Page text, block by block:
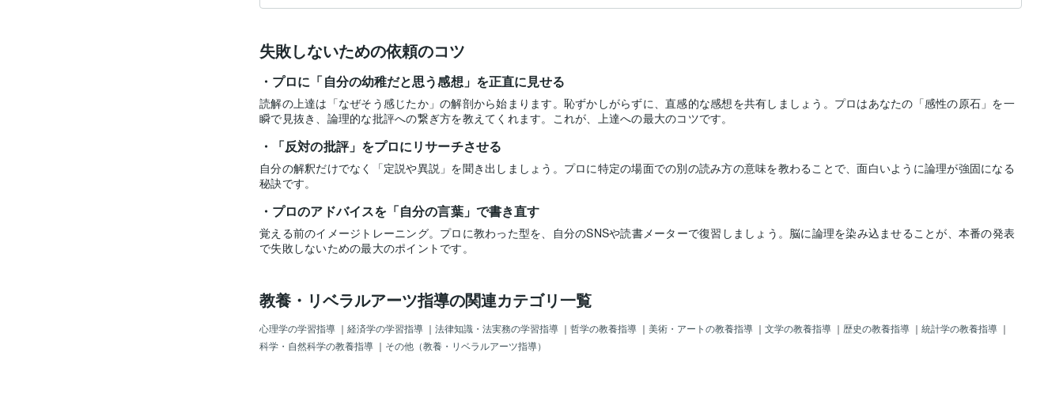
失敗しないための依頼のコツ
プロに「自分の幼稚だと思う感想」を正直に見せる
読解の上達は「なぜそう感じたか」の解剖から始まります。恥ずかしがらずに、直感的な感想を共有しましょう。プロはあなたの「感性の原石」を一
瞬で見抜き、論理的な批評への繋ぎ方を教えてくれます。これが、上達への最大のコツです。
「反対の批評」をプロにリサーチさせる
自分の解釈だけでなく「定説や異説」を聞き出しましょう。プロに特定の場面での別の読み方の意味を教わることで、面白いように論理が強固になる
秘訣です。
プロのアドバイスを「自分の言葉」で書き直す
覚える前のイメージトレーニング。プロに教わった型を、自分のSNSや読書メーターで復習しましょう。脳に論理を染み込ませることが、本番の発表
で失敗しないための最大のポイントです。
教養・リベラルアーツ指導の関連カテゴリ一覧
心理学の学習指導 ｜ 経済学の学習指導 ｜ 法律知識・法実務の学習指導 ｜ 哲学の教養指導 ｜ 美術・アートの教養指導 ｜ 文学の教養指導 ｜ 歴史の教養指導 ｜ 統計学の教養指導 ｜
科学・自然科学の教養指導 ｜ その他（教養・リベラルアーツ指導）